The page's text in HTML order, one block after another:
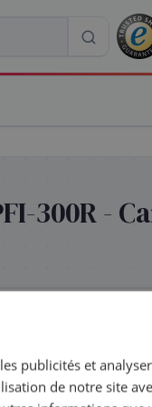
300R -
avant 14h
publicités et
de notre site